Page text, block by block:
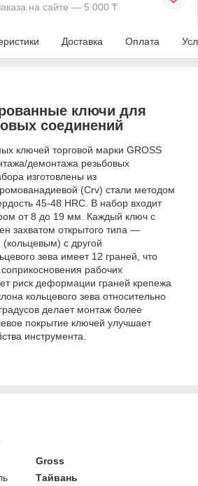
на сайте — 5 000 ₸
Доставка Оплата
ключи для
соединений
ключей торговой марки GROSS
демонтажа резьбовых
изготовлены из
(Crv) стали методом
45-48 HRC. В набор входит
от 8 до 19 мм. Каждый ключ с
захватом открытого типа —
с другой
зева имеет 12 граней, что
рабочих
риск деформации граней крепежа
кольцевого зева относительно
делает монтаж более
покрытие ключей улучшает
инструмента.
Gross
Тайвань